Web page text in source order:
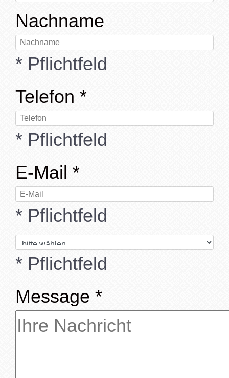
Nachname
* Pflichtfeld
Telefon *
* Pflichtfeld
E-Mail *
* Pflichtfeld
* Pflichtfeld
Message *